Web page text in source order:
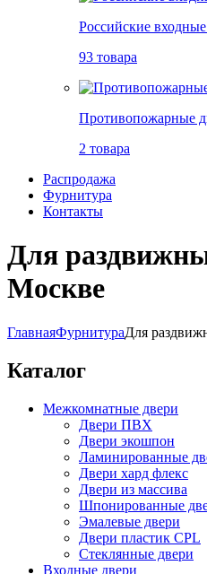
Российские
93 товара
Противопожарные
2 товара
Распродажа
Фурнитура
Контакты
Для
Москве
ГлавнаяФурнитураДля
Каталог
Межкомнатные двери
Двери ПВХ
Двери экошпон
Ламинированные
Двери хард флекс
Двери из массива
Шпонированные
Эмалевые двери
Двери пластик CPL
Стеклянные двери
Входные двери